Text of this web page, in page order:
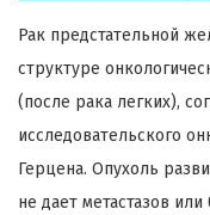
Рак предстательной
структуре
(после рака легких),
исследовательского
Герцена. Опухоль
не дает метастазов